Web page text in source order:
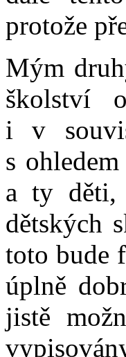
protože
Mým
školství
i v
s
a ty děti,
dětských
toto bude
úplně
jistě